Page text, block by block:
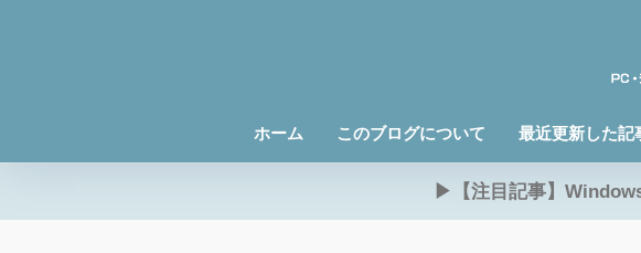
ホーム このブログについて 最近更新した記
▶【注目記事】